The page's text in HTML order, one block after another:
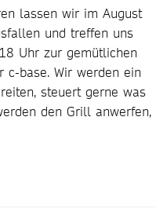
lassen wir im August
und treffen uns
Uhr zur gemütlichen
c-base. Wir werden ein
steuert gerne was
den Grill anwerfen,